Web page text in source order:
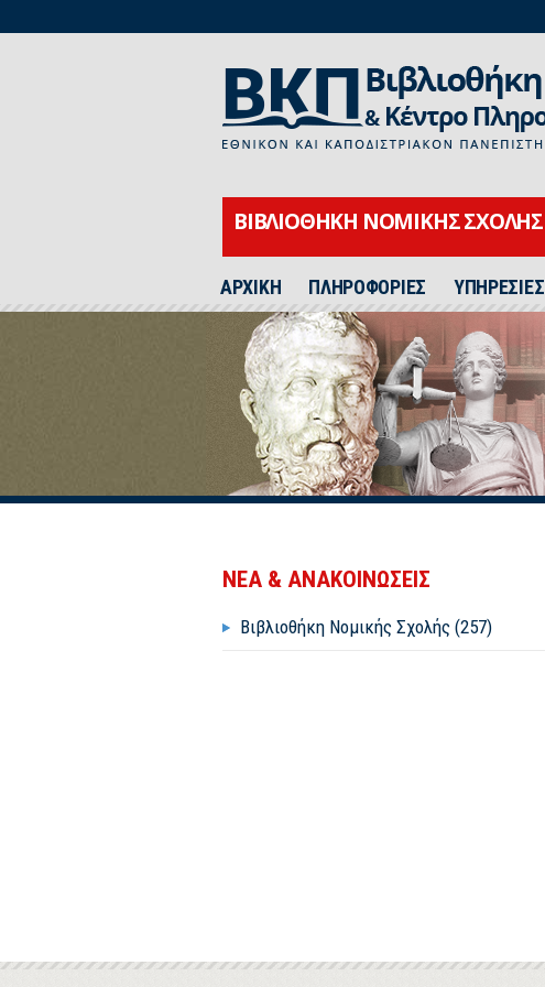
ΒΙΒΛΙΟΘΗΚΗ ΝΟΜΙΚΗΣ ΣΧΟΛΗΣ
ΑΡΧΙΚΗ ΠΛΗΡΟΦΟΡΙΕΣ ΥΠΗΡΕΣΙΕΣ
ΝΕΑ & ΑΝΑΚΟΙΝΩΣΕΙΣ
Βιβλιοθήκη Νομικής Σχολής (257)